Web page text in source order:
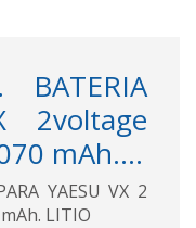
2voltage
mAh....
YAESU VX 2
LITIO